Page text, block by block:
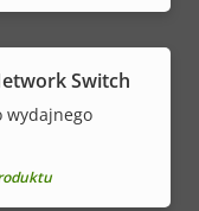
Switch
wydajnego